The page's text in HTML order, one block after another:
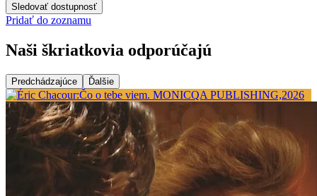
Sledovať dostupnosť
Pridať do zoznamu
Naši škriatkovia odporúčajú
Predchádzajúce Ďalšie